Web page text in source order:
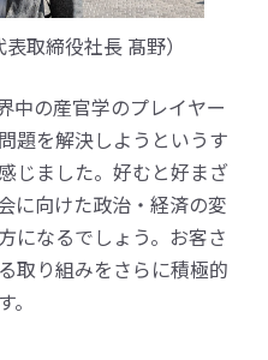
中の産官学のプレイヤー
題を解決しようというす
じました。好むと好まざ
に向けた政治・経済の変
になるでしょう。お客さ
取り組みをさらに積極的
取締役社長 髙野）